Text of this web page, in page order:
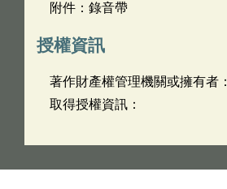
附件：錄音帶
授權資訊
著作財產權管理機關或擁有者：
取得授權資訊：